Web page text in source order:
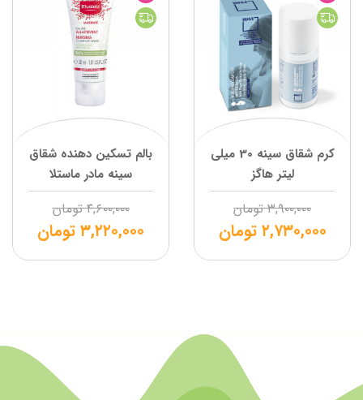
کرم شقاق سینه 30 میلی
لیتر هاگز
۳,۹۰۰,۰۰۰ تومان
۲,۷۳۰,۰۰۰ تومان
بالم تسکین دهنده شقاق
سینه مادر ماستلا
۴,۶۰۰,۰۰۰ تومان
۳,۲۲۰,۰۰۰تومان